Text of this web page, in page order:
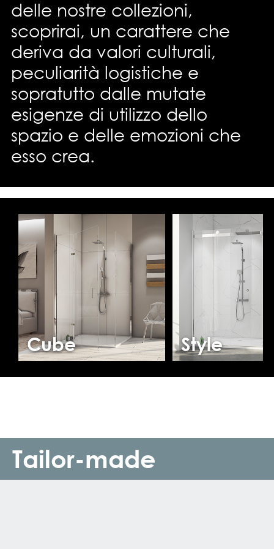
delle nostre collezioni,
scoprirai, un carattere che
deriva da valori culturali,
peculiarità logistiche e
sopratutto dalle mutate
esigenze di utilizzo dello
spazio e delle emozioni che
esso crea.
Cube Style
Tailor-made